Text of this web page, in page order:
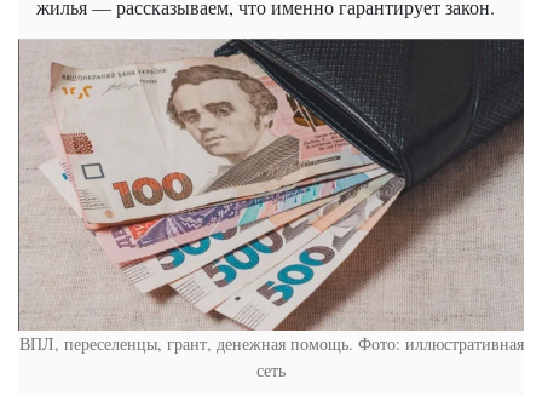
жилья — рассказываем, что именно гарантирует закон.
ВПЛ, переселенцы, грант, денежная помощь. Фото: иллюстративная
сеть